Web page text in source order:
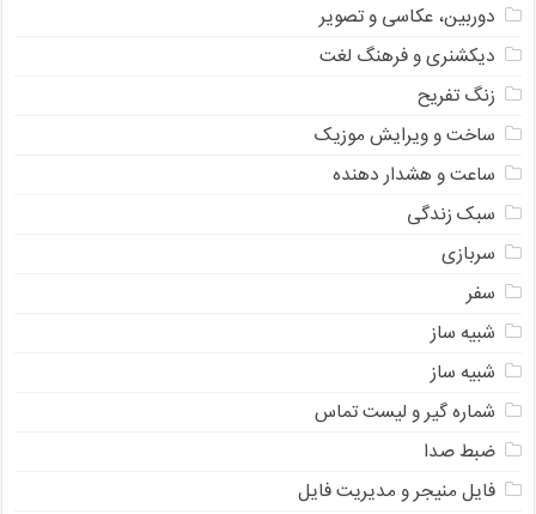
دوربین، عکاسی و تصویر
دیکشنری و فرهنگ لغت
زنگ تفریح
ساخت و ویرایش موزیک
ساعت و هشدار دهنده
سبک زندگی
سربازی
سفر
شبیه ساز
شبیه ساز
شماره گیر و لیست تماس
ضبط صدا
فایل منیجر و مدیریت فایل